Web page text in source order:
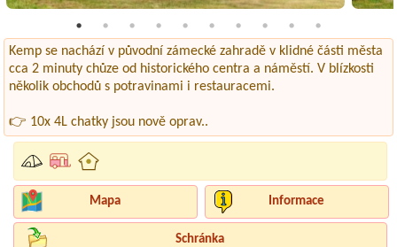
Kemp se nachází v původní zámecké zahradě v klidné části města
cca 2 minuty chůze od historického centra a náměstí. V blízkosti
několik obchodů s potravinami i restauracemi.
👉 10x 4L chatky jsou nově oprav..
Mapa Informace
Schránka